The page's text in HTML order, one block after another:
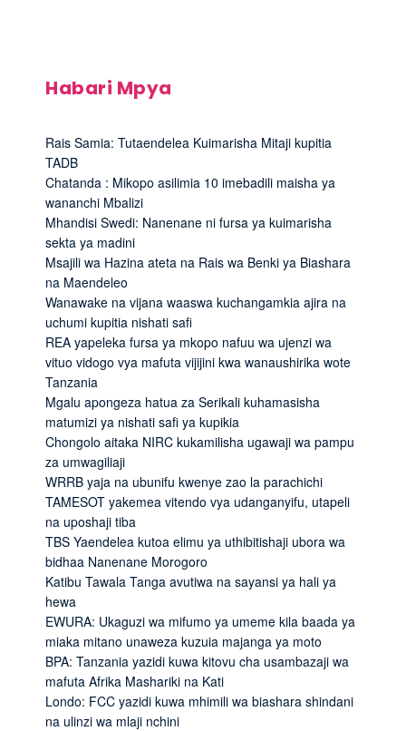
Habari Mpya
Rais Samia: Tutaendelea Kuimarisha Mitaji kupitia
TADB
Chatanda : Mikopo asilimia 10 imebadili maisha ya
wananchi Mbalizi
Mhandisi Swedi: Nanenane ni fursa ya kuimarisha
sekta ya madini
Msajili wa Hazina ateta na Rais wa Benki ya Biashara
na Maendeleo
Wanawake na vijana waaswa kuchangamkia ajira na
uchumi kupitia nishati safi
REA yapeleka fursa ya mkopo nafuu wa ujenzi wa
vituo vidogo vya mafuta vijijini kwa wanaushirika wote
Tanzania
Mgalu apongeza hatua za Serikali kuhamasisha
matumizi ya nishati safi ya kupikia
Chongolo aitaka NIRC kukamilisha ugawaji wa pampu
za umwagiliaji
WRRB yaja na ubunifu kwenye zao la parachichi
TAMESOT yakemea vitendo vya udanganyifu, utapeli
na uposhaji tiba
TBS Yaendelea kutoa elimu ya uthibitishaji ubora wa
bidhaa Nanenane Morogoro
Katibu Tawala Tanga avutiwa na sayansi ya hali ya
hewa
EWURA: Ukaguzi wa mifumo ya umeme kila baada ya
miaka mitano unaweza kuzuia majanga ya moto
BPA: Tanzania yazidi kuwa kitovu cha usambazaji wa
mafuta Afrika Mashariki na Kati
Londo: FCC yazidi kuwa mhimili wa biashara shindani
na ulinzi wa mlaji nchini